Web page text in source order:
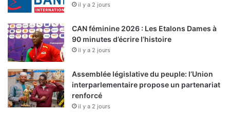
il y a 2 jours
CAN féminine 2026 : Les Etalons Dames à
90 minutes d’écrire l’histoire
il y a 2 jours
Assemblée législative du peuple: l’Union
interparlementaire propose un partenariat
renforcé
il y a 2 jours